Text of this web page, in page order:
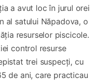
a avut loc în jurul orei
al satului Năpadova, o
resurselor piscicole.
control resurse
trei suspecți, cu
de ani, care practicau